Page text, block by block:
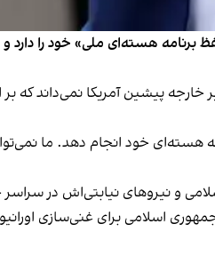
هسته‌ای ملی» خود را دارد و
خارجه پیشین آمریکا نمی‌داند که
هسته‌ای خود انجام دهد. ما
و نیروهای نیابتی‌اش در سراسر
اسلامی برای غنی‌سازی